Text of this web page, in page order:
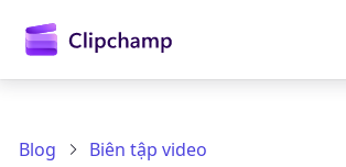
dung
chính
Blog Biên tập video